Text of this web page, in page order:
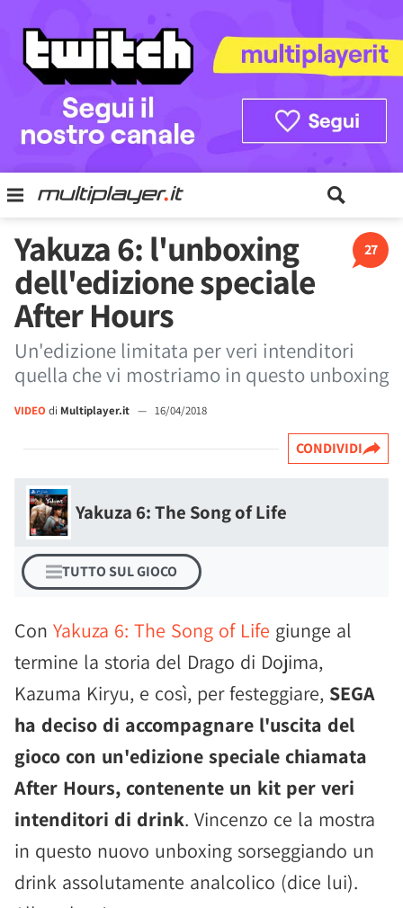
27
Yakuza 6: l'unboxing
dell'edizione speciale
After Hours
Un'edizione limitata per veri intenditori
quella che vi mostriamo in questo unboxing
VIDEO di Multiplayer.it — 16/04/2018
CONDIVIDI
Yakuza 6: The Song of Life
TUTTO SUL GIOCO
Con Yakuza 6: The Song of Life giunge al
termine la storia del Drago di Dojima,
Kazuma Kiryu, e così, per festeggiare, SEGA
ha deciso di accompagnare l'uscita del
gioco con un'edizione speciale chiamata
After Hours, contenente un kit per veri
intenditori di drink. Vincenzo ce la mostra
in questo nuovo unboxing sorseggiando un
drink assolutamente analcolico (dice lui).